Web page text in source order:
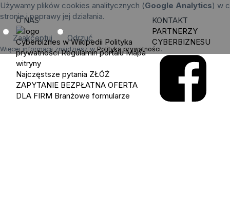
Używamy plików cookies analitycznych (Google Analytics) w
stronie i poprawy jej działania.
Zaakceptuj Odrzuć
Więcej informacji znajdziesz w Polityka prywatności.
O NAS
Cyberbiznes w Wikipedii Polityka
prywatności Regulamin portalu Mapa
witryny
Najczęstsze pytania ZŁÓŻ
ZAPYTANIE BEZPŁATNA OFERTA
DLA FIRM Branżowe formularze
KONTAKT
PARTNERZY
CYBERBIZNESU